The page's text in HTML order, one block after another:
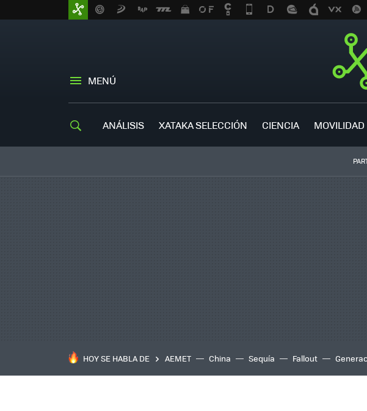
MENÚ
ANÁLISIS XATAKA SELECCIÓN CIENCIA MOVILIDAD
HOY SE HABLA DE AEMET China Sequía Fallout